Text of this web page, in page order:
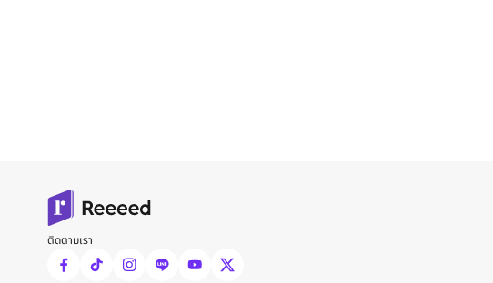
ติดตามเรา